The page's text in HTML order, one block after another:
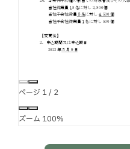
ページ 1/ 2
ズーム 100%